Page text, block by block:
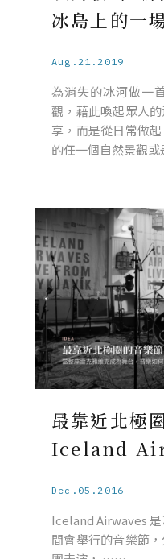
冰島上的一
Aug.21.2019
為消失的冰河做一
觀，藉此喚起眾人
享，而是從日常做
的任一個自然景觀或
最靠近北極
Iceland
Dec.05.2016
Iceland Airwaves
間會舉行的音樂節